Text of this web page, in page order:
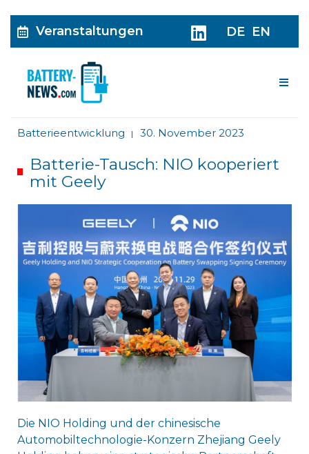
Veranstaltungen DE EN
Batterieentwicklung | 30. November 2023
Batterie-Tausch: NIO kooperiert
mit Geely
Die NIO Holding und der chinesische
Automobiltechnologie-Konzern Zhejiang Geely